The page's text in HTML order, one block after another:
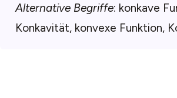
Alternative Begriffe: konkave
Konkavität, konvexe Funktion,